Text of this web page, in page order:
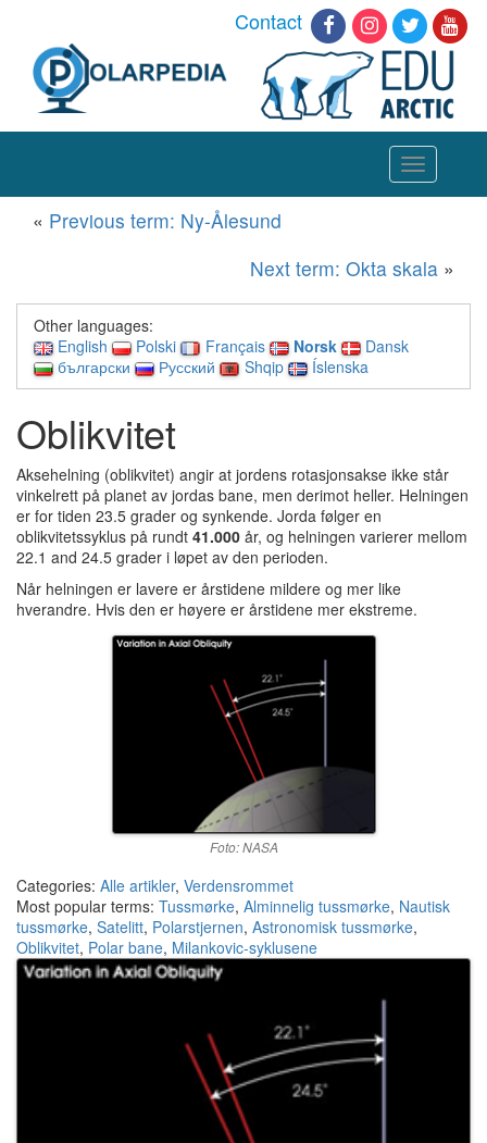
Contact
Toggle
navigation
« Previous term: Ny-Ålesund
Next term: Okta skala »
Other languages:
English
Polski Français Norsk
Dansk
български
Русский Shqip Íslenska
Oblikvitet
Aksehelning (oblikvitet) angir at jordens rotasjonsakse ikke står
vinkelrett på planet av jordas bane, men derimot heller. Helningen
er for tiden 23.5 grader og synkende. Jorda følger en
oblikvitetssyklus på rundt 41.000 år, og helningen varierer mellom
22.1 and 24.5 grader i løpet av den perioden.
Når helningen er lavere er årstidene mildere og mer like
hverandre. Hvis den er høyere er årstidene mer ekstreme.
Foto: NASA
Categories: Alle artikler, Verdensrommet
Most popular terms: Tussmørke, Alminnelig tussmørke, Nautisk
tussmørke, Satelitt, Polarstjernen, Astronomisk tussmørke,
Oblikvitet, Polar bane, Milankovic-syklusene